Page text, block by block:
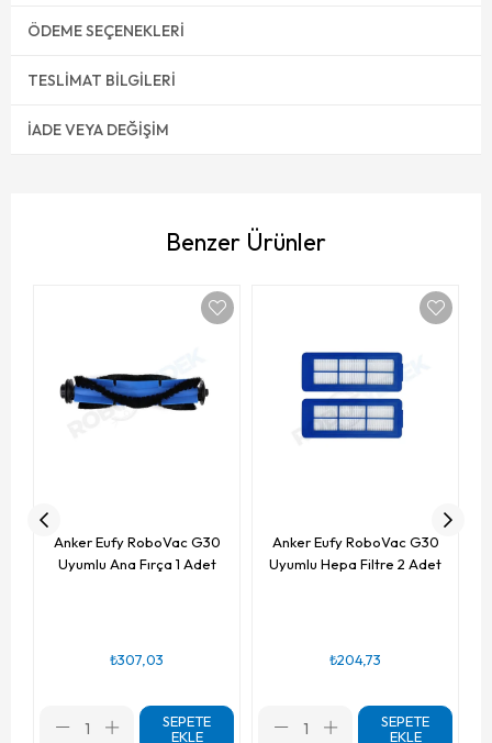
ÖDEME SEÇENEKLERI
TESLIMAT BILGILERI
İADE VEYA DEĞIŞIM
Benzer Ürünler
Anker Eufy RoboVac G30
Uyumlu Ana Fırça 1 Adet
₺307,03
SEPETE
EKLE
Anker Eufy RoboVac G30
Uyumlu Hepa Filtre 2 Adet
₺204,73
SEPETE
EKLE